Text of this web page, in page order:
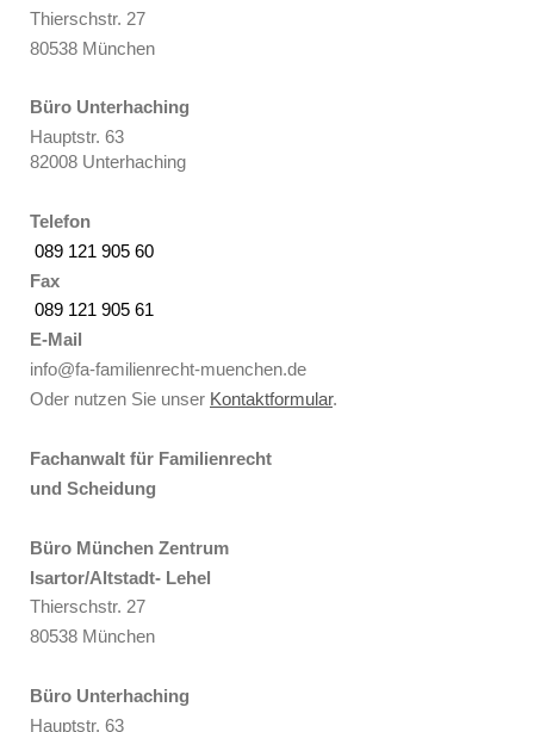
Thierschstr. 27
80538 München
Büro Unterhaching
Hauptstr. 63
82008 Unterhaching
Telefon
089 121 905 60
Fax
089 121 905 61
E-Mail
info@fa-familienrecht-muenchen.de
Oder nutzen Sie unser Kontaktformular.
Fachanwalt für Familienrecht
und Scheidung
Büro München Zentrum
Isartor/Altstadt- Lehel
Thierschstr. 27
80538 München
Büro Unterhaching
Hauptstr. 63